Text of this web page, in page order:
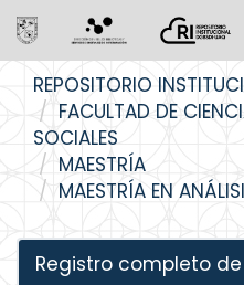
navigation
REPOSITORIO
FACULTAD DE
SOCIALES
MAESTRÍA
MAESTRÍA EN
Registro completo